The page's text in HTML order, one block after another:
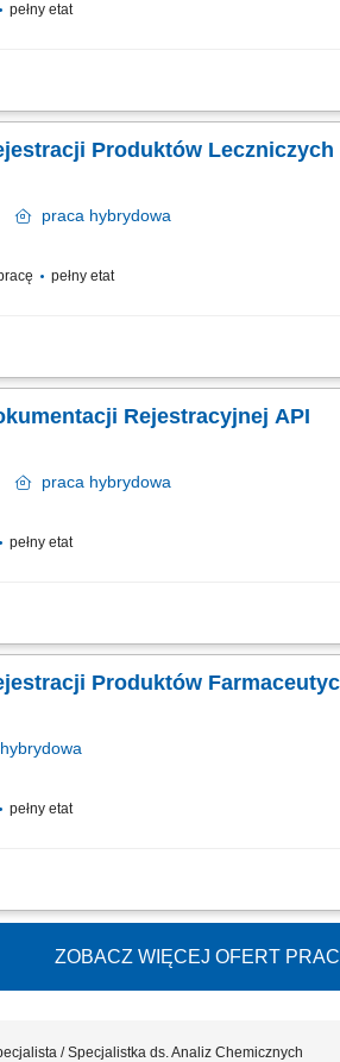
pełny etat
dokumentacji rejestracyjnej aktywnych
Produktów Leczniczych
praca hybrydowa
pełny etat
dokumentacji rejestracyjnej produktów
Rejestracyjnej API
praca hybrydowa
pełny etat
dokumentacji rejestracyjnej dla aktywnych
Produktów
hybrydowa
pełny etat
rejestracyjnej dotyczącej aktywnych substancji
ZOBACZ WIĘCEJ OFERT
/ Specjalistka ds. Analiz Chemicznych